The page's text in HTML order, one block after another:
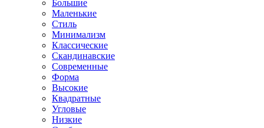
Большие
Маленькие
Стиль
Минимализм
Классические
Скандинавские
Современные
Форма
Высокие
Квадратные
Угловые
Низкие